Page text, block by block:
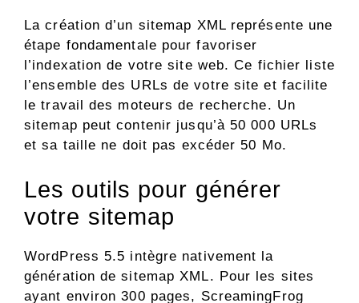
La création d’un sitemap XML représente une
étape fondamentale pour favoriser
l’indexation de votre site web. Ce fichier liste
l’ensemble des URLs de votre site et facilite
le travail des moteurs de recherche. Un
sitemap peut contenir jusqu’à 50 000 URLs
et sa taille ne doit pas excéder 50 Mo.
Les outils pour générer
votre sitemap
WordPress 5.5 intègre nativement la
génération de sitemap XML. Pour les sites
ayant environ 300 pages, ScreamingFrog